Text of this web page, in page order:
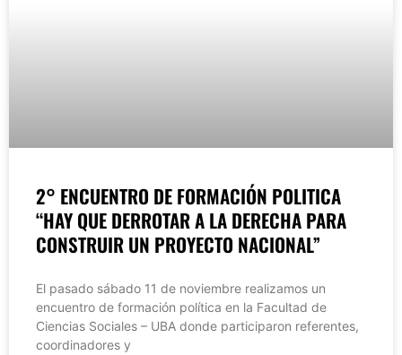
2° ENCUENTRO DE FORMACIÓN POLITICA
“HAY QUE DERROTAR A LA DERECHA PARA
CONSTRUIR UN PROYECTO NACIONAL”
El pasado sábado 11 de noviembre realizamos un
encuentro de formación política en la Facultad de
Ciencias Sociales – UBA donde participaron referentes,
coordinadores y